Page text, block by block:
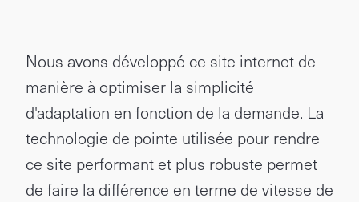
Nous avons développé ce site internet de
manière à optimiser la simplicité
d'adaptation en fonction de la demande. La
technologie de pointe utilisée pour rendre
ce site performant et plus robuste permet
de faire la différence en terme de vitesse de